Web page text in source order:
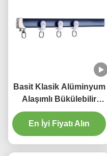
Basit Klasik Alüminyum
Alaşımlı Bükülebilir
Perde Pisti Esnek
En İyi Fiyatı Alın